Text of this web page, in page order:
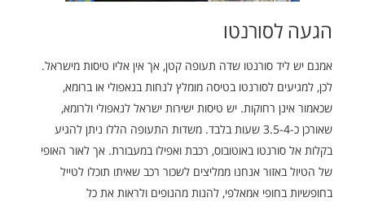
הגעה לסורנטו
אמנם יש ליד סורנטו שדה תעופה קטן, אך אין אליו טיסות מישראל.
לכן, למגיעים לסורנטו בטיסה מומלץ לנחות בנאפולי או ברומא,
שכאמור אינן רחוקות. יש טיסות ישירות ישראל לנאפולי ולרומא,
שאורכן כ-3.5-4 שעות בלבד. משדות התעופה הללו ניתן להגיע
בקלות אל סורנטו באוטובוס, רכבת ואפילו במעבורת. אך לאור האופי
של הטיול באזור אנחנו ממליצים לשכור רכב שאיתו תוכלו לטייל
בחופשיות בחופי אמאלפי, להנות מהנופים ולראות את כל